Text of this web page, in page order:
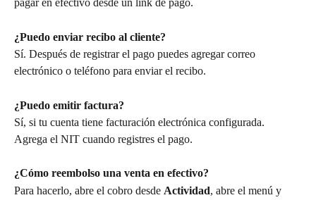
pagar en efectivo desde un link de pago.
¿Puedo enviar recibo al cliente?
Sí. Después de registrar el pago puedes agregar correo
electrónico o teléfono para enviar el recibo.
¿Puedo emitir factura?
Sí, si tu cuenta tiene facturación electrónica configurada.
Agrega el NIT cuando registres el pago.
¿Cómo reembolso una venta en efectivo?
Para hacerlo, abre el cobro desde Actividad, abre el menú y